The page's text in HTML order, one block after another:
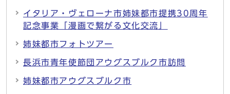
イタリア・ヴェローナ市姉妹都市提携30周年
記念事業「漫画で繋がる文化交流」
姉妹都市フォトツアー
長浜市青年使節団アウグスブルク市訪問
姉妹都市アウグスブルク市